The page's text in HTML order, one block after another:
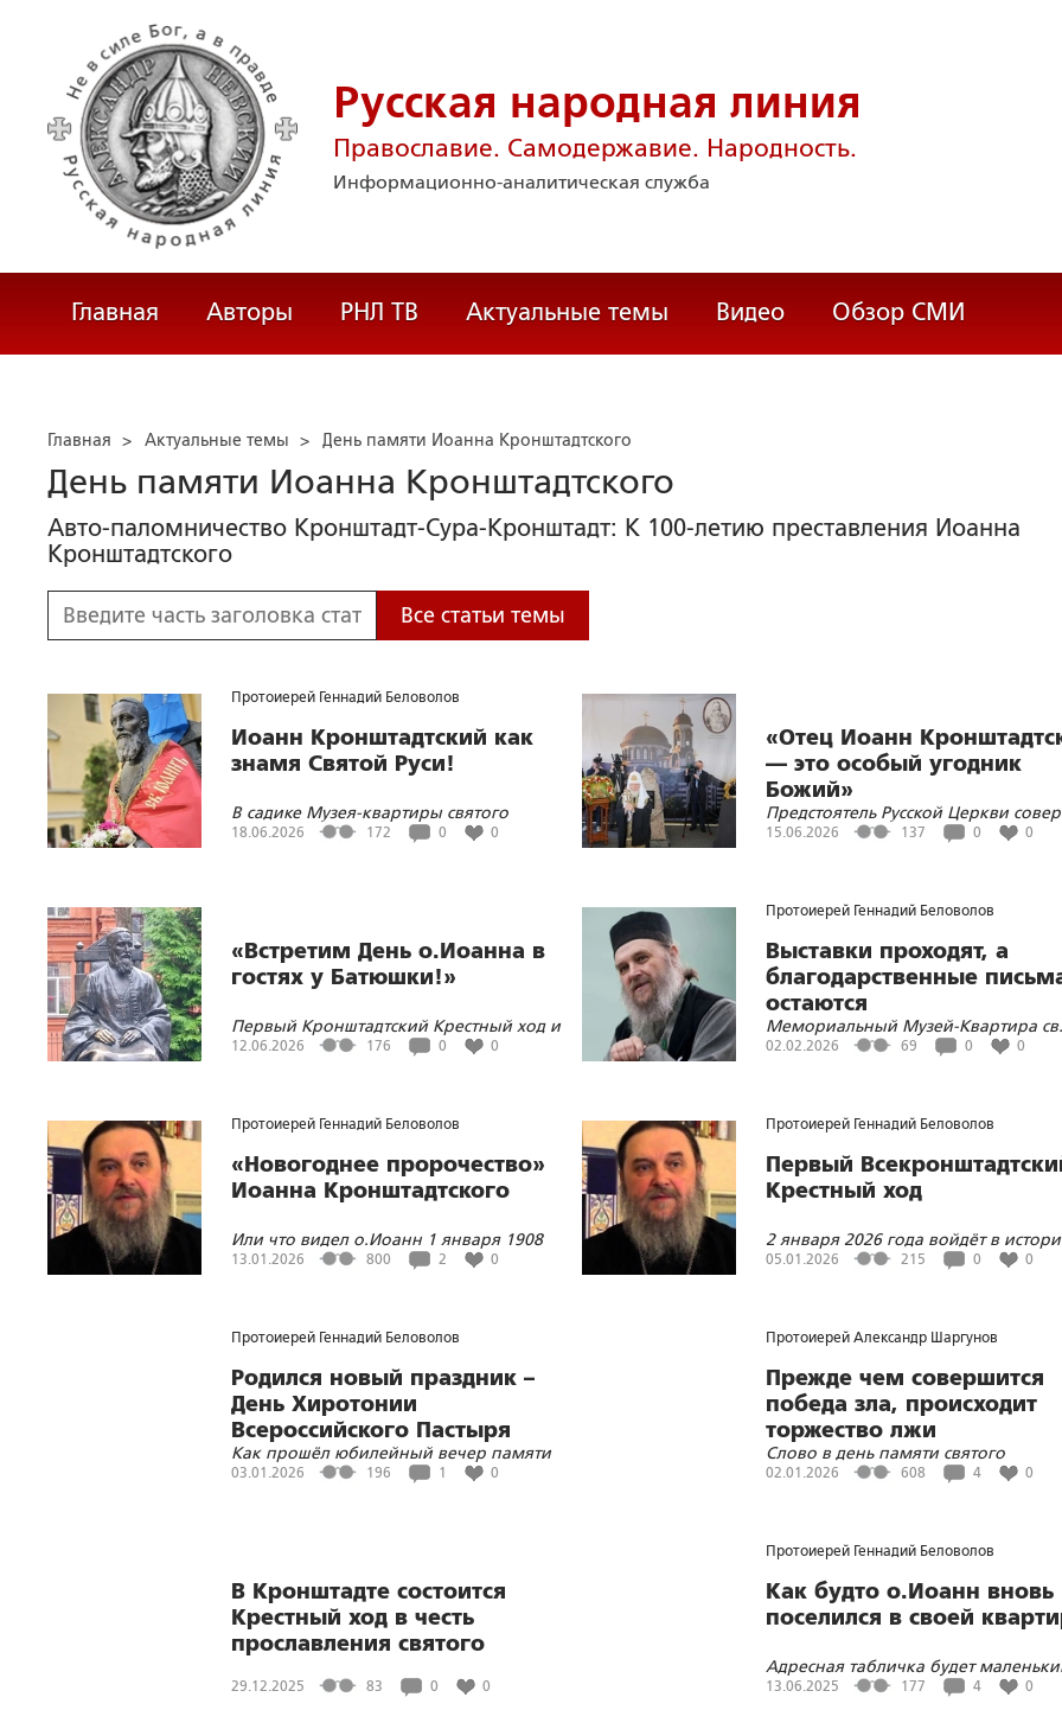
Русская народная линия
Православие. Самодержавие. Народность.
Информационно-аналитическая служба
Главная Авторы РНЛ ТВ Актуальные темы Видео Обзор СМИ
Главная > Актуальные темы > День памяти Иоанна Кронштадтского
День памяти Иоанна Кронштадтского
Авто-паломничество Кронштадт-Сура-Кронштадт: К 100-летию преставления Иоанна
Кронштадтского
Все статьи темы
Протоиерей Геннадий Беловолов
Иоанн Кронштадтский как
знамя Святой Руси!
В садике Музея-квартиры святого
праведного Иоанна Кронштадтского
18.06.2026 172 0 0
«Отец Иоанн
— это особый угодник
Божий»
Предстоятель Русской Церкви
чин освящения закладного камня в
15.06.2026 137 0 0
«Встретим День о.Иоанна в
гостях у Батюшки!»
Первый Кронштадтский Крестный ход и
традиционный Фестиваль св.Иоанна
12.06.2026 176 0 0
Протоиерей Геннадий Беловолов
Выставки проходят, а
благодарственные
остаются
Мемориальный Музей-Квартира св.
Иоанна Кронштадтского удостоен
02.02.2026 69 0 0
Протоиерей Геннадий Беловолов
«Новогоднее пророчество»
Иоанна Кронштадтского
Или что видел о.Иоанн 1 января 1908
года
13.01.2026 800 2 0
Протоиерей Геннадий Беловолов
Первый
Крестный ход
2 января 2026 года войдёт в
Кронштадта
05.01.2026 215 0 0
Протоиерей Геннадий Беловолов
Родился новый праздник –
День Хиротонии
Всероссийского Пастыря
Как прошёл юбилейный вечер памяти
170-летия Хиротонии св. Иоанна
03.01.2026 196 1 0
Протоиерей Александр Шаргунов
Прежде чем совершится
победа зла, происходит
торжество лжи
Слово в день памяти святого
праведного Иоанна Кронштадтского
02.01.2026 608 4 0
В Кронштадте состоится
Крестный ход в честь
прославления святого
Кронштадтского
29.12.2025 83 0 0
Протоиерей Геннадий Беловолов
Как будто о.Иоанн вновь
поселился в своей
Адресная табличка будет
подарком Дорогому Батюшке в день
13.06.2025 177 4 0